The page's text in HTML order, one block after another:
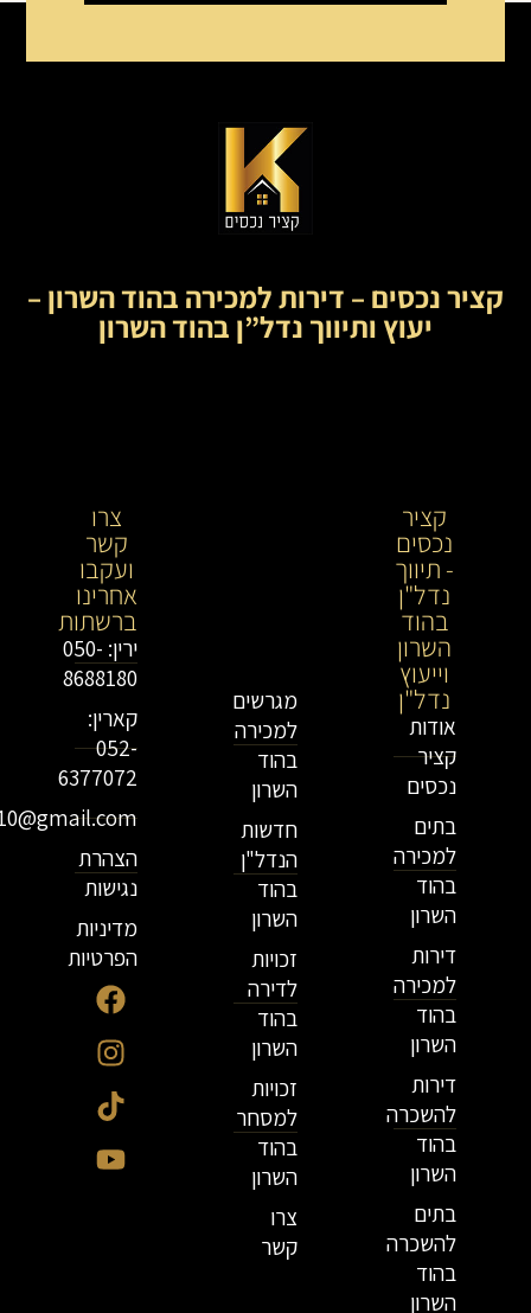
קציר נכסים – דירות למכירה בהוד השרון –
יעוץ ותיווך נדל”ן בהוד השרון
קציר
נכסים
- תיווך
נדל"ן
בהוד
השרון
וייעוץ
נדל"ן
אודות
קציר
נכסים
בתים
למכירה
בהוד
השרון
דירות
למכירה
בהוד
השרון
דירות
להשכרה
בהוד
השרון
בתים
להשכרה
בהוד
השרון
מגרשים
למכירה
בהוד
השרון
חדשות
הנדל"ן
בהוד
השרון
זכויות
לדירה
בהוד
השרון
זכויות
למסחר
בהוד
השרון
צרו
קשר
צרו
קשר
ועקבו
אחרינו
ברשתות
ירין: 050-
8688180
קארין:
052-
6377072
הצהרת
נגישות
מדיניות
הפרטיות